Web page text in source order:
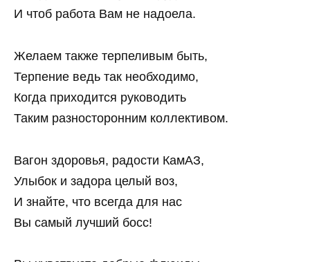
И чтоб работа Вам не надоела.
Желаем также терпеливым быть,
Терпение ведь так необходимо,
Когда приходится руководить
Таким разносторонним коллективом.
Вагон здоровья, радости КамАЗ,
Улыбок и задора целый воз,
И знайте, что всегда для нас
Вы самый лучший босс!